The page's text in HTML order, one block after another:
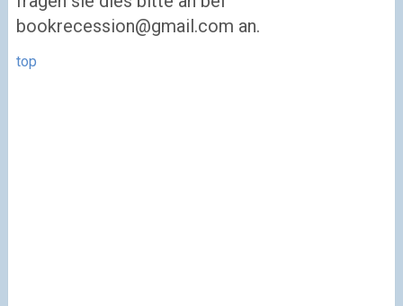
bookrecession@gmail.com an.
top